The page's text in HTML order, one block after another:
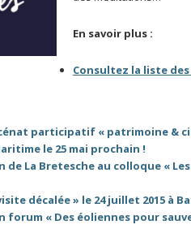
En savoir plus :
Consultez la liste
participatif « patrimoine &
le 25 mai prochain !
La Bretesche au colloque «
décalée » le 24 juillet 2015 à
« Des éoliennes pour